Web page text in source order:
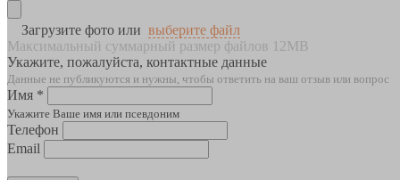
Загрузите фото или выберите файл
Максимальный суммарный размер файлов 12MB
Укажите, пожалуйста, контактные данные
Данные не публикуются и нужны, чтобы ответить на ваш отзыв или вопрос
Имя *
Укажите Ваше имя или псевдоним
Телефон
Email